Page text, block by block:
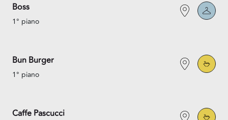
Boss
1° piano
Bun Burger
1° piano
Caffe Pascucci